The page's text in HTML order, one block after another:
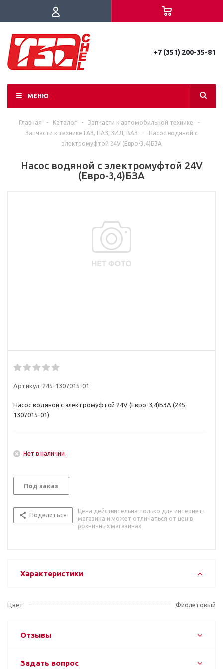
+7 (351) 200-35-81
МЕНЮ
Главная - Каталог - Запчасти к автомобильной технике
-
Запчасти к технике ГАЗ, ПАЗ, ЗИЛ, ВАЗ
-
Насос водяной с
электромуфтой 24V (Евро-3,4)БЗА
Насос водяной с электромуфтой 24V
(Евро-3,4)БЗА
Артикул: 245-1307015-01
Насос водяной с электромуфтой 24V (Евро-3,4)БЗА (245-
1307015-01)
Нет в наличии
Под заказ
Поделиться
Цена действительна только для интернет-
магазина и может отличаться от цен в
розничных магазинах
Характеристики
Цвет Фиолетовый
Отзывы
Задать вопрос